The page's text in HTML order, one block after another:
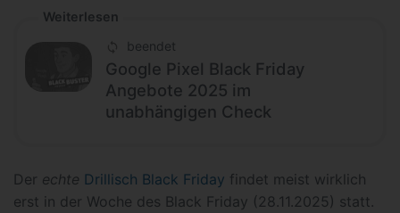
Weiterlesen
beendet
Google Pixel Black Friday
Angebote 2025 im
unabhängigen Check
Der echte Drillisch Black Friday findet meist wirklich
erst in der Woche des Black Friday (28.11.2025) statt.